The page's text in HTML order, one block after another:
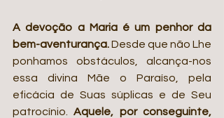
A devoção a Maria é um penhor da
bem-aventurança. Desde que não Lhe
ponhamos obstáculos, alcança-nos
essa divina Mãe o Paraíso, pela
eficácia de Suas súplicas e de Seu
patrocínio. Aquele, por conseguinte,